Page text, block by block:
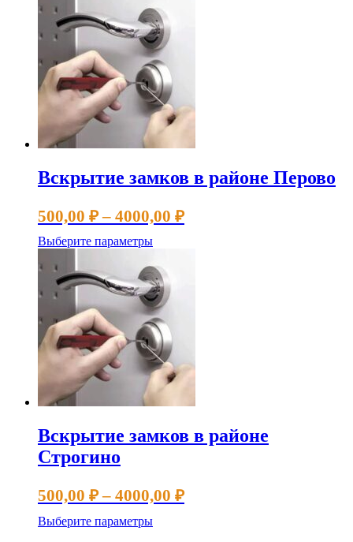
имеет
несколько
вариаций.
Опции
можно
выбрать
на
странице
товара.
Вскрытие замков в районе Перово
500,00 ₽ – 4000,00 ₽Диапазон
Выберите параметрыЭтот
имеет
несколько
вариаций.
Опции
можно
выбрать
на
странице
товара.
Вскрытие замков в районе
Строгино
500,00 ₽ – 4000,00 ₽Диапазон
Выберите параметрыЭтот